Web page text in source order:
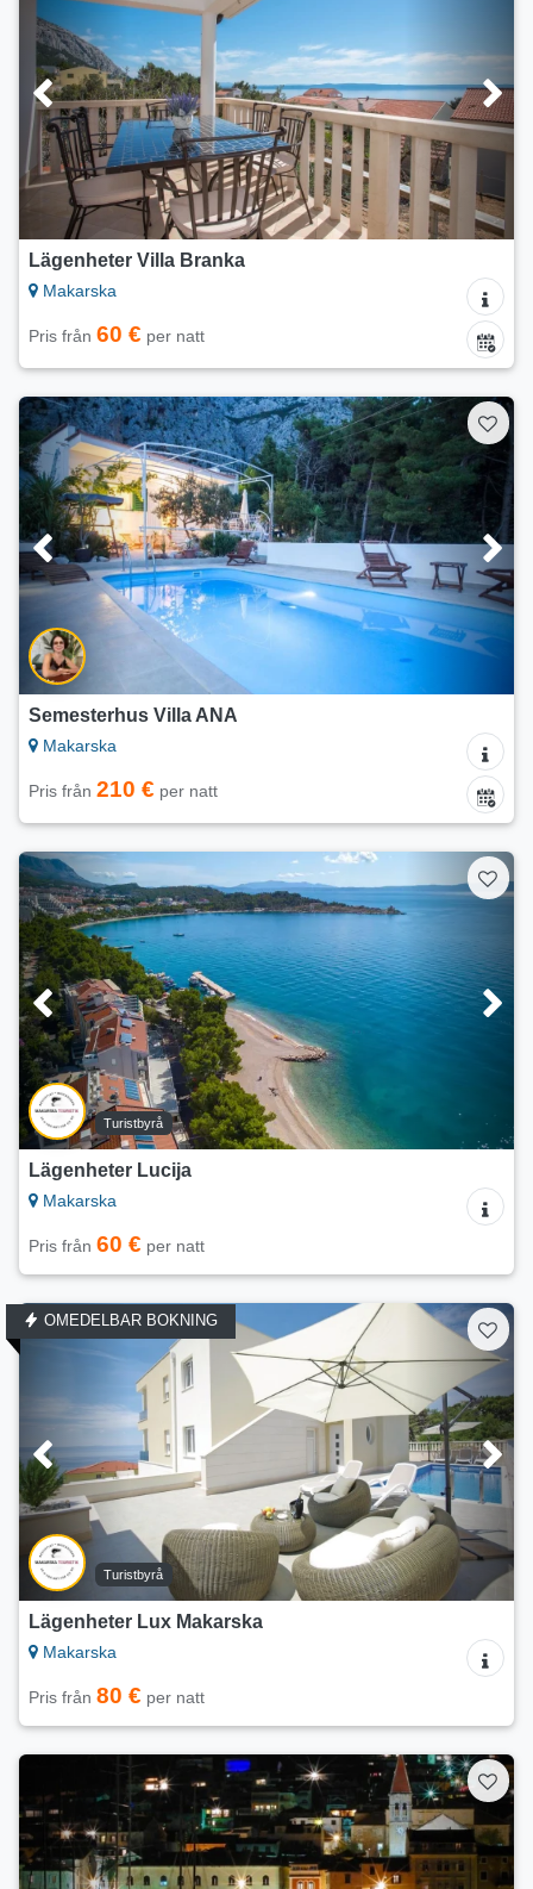
Lägenheter Villa Branka
Makarska
Pris från 60 € per natt
Semesterhus Villa ANA
Makarska
Pris från 210 € per natt
Turistbyrå
Lägenheter Lucija
Makarska
Pris från 60 € per natt
OMEDELBAR BOKNING
Turistbyrå
Lägenheter Lux Makarska
Makarska
Pris från 80 € per natt